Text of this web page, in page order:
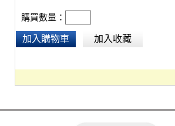
購買數量：
加入購物車 加入收藏